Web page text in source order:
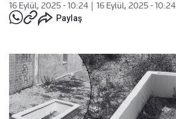
16 Eylül, 2025 - 10:24
16 Eylül, 2025 - 10:24
Paylaş